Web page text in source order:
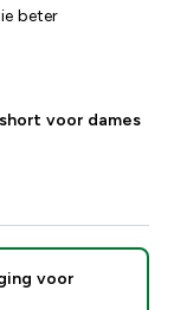
beter
voor dames
voor